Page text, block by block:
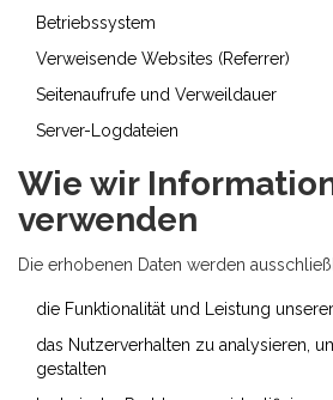
Betriebssystem
Verweisende Websites (Referrer)
Seitenaufrufe und Verweildauer
Server-Logdateien
Wie wir
verwenden
Die erhobenen Daten werden
die Funktionalität und Leistung
das Nutzerverhalten zu analysieren,
gestalten